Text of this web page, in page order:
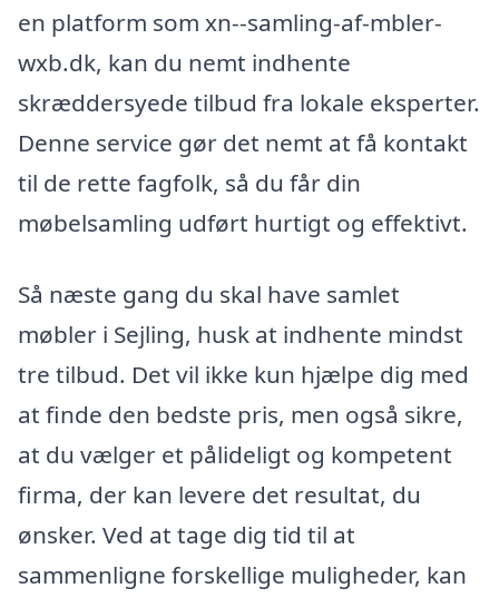
en platform som xn--samling-af-mbler-
wxb.dk, kan du nemt indhente
skræddersyede tilbud fra lokale eksperter.
Denne service gør det nemt at få kontakt
til de rette fagfolk, så du får din
møbelsamling udført hurtigt og effektivt.
Så næste gang du skal have samlet
møbler i Sejling, husk at indhente mindst
tre tilbud. Det vil ikke kun hjælpe dig med
at finde den bedste pris, men også sikre,
at du vælger et pålideligt og kompetent
firma, der kan levere det resultat, du
ønsker. Ved at tage dig tid til at
sammenligne forskellige muligheder, kan